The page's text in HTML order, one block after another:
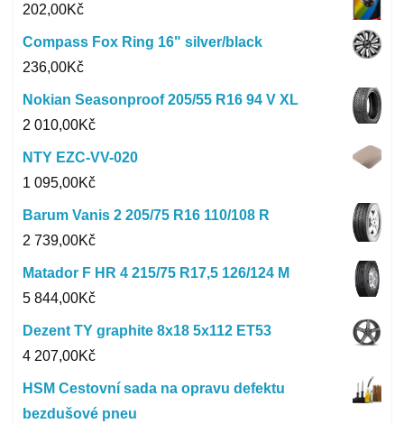
202,00Kč
Compass Fox Ring 16" silver/black
236,00Kč
Nokian Seasonproof 205/55 R16 94 V XL
2 010,00Kč
NTY EZC-VV-020
1 095,00Kč
Barum Vanis 2 205/75 R16 110/108 R
2 739,00Kč
Matador F HR 4 215/75 R17,5 126/124 M
5 844,00Kč
Dezent TY graphite 8x18 5x112 ET53
4 207,00Kč
HSM Cestovní sada na opravu defektu
bezdušové pneu